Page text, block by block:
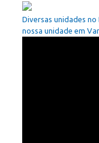
Diversas unidades no
nossa unidade em